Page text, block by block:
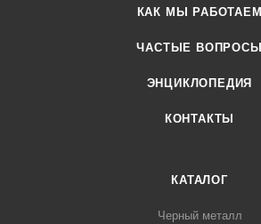
КАК МЫ РАБОТАЕМ
ЧАСТЫЕ ВОПРОСЫ
ЭНЦИКЛОПЕДИЯ
КОНТАКТЫ
КАТАЛОГ
Черный металл